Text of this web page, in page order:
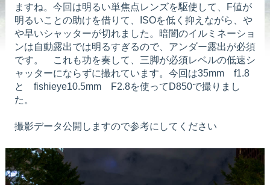
ますね。今回は明るい単焦点レンズを駆使して、F値が
明るいことの助けを借りて、ISOを低く抑えながら、や
や早いシャッターが切れました。暗闇のイルミネーショ
ンは自動露出では明るすぎるので、アンダー露出が必須
です。 これも功を奏して、三脚が必須レベルの低速シ
ャッターにならずに撮れています。今回は35mm f1.8
と fishieye10.5mm F2.8を使ってD850で撮りまし
た。
撮影データ公開しますので参考にしてください